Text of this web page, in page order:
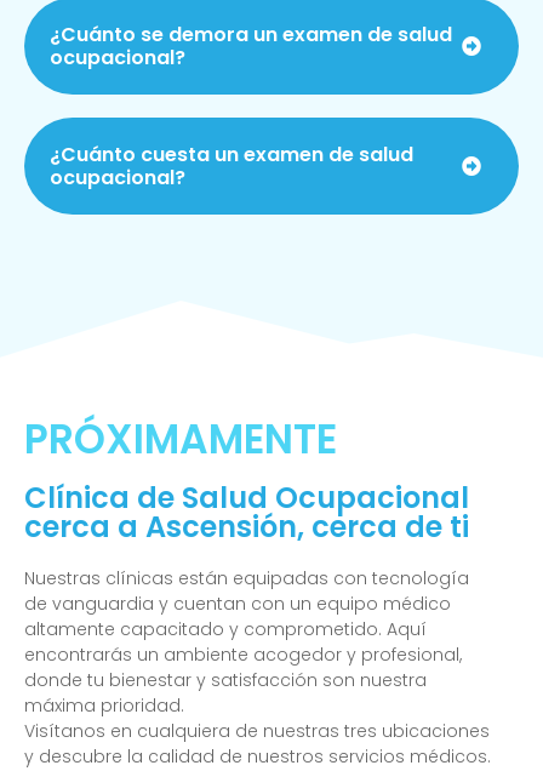
¿Cuánto se demora un examen de salud
ocupacional?
¿Cuánto cuesta un examen de salud
ocupacional?
PRÓXIMAMENTE
Clínica de Salud Ocupacional
cerca a Ascensión, cerca de ti
Nuestras clínicas están equipadas con tecnología
de vanguardia y cuentan con un equipo médico
altamente capacitado y comprometido. Aquí
encontrarás un ambiente acogedor y profesional,
donde tu bienestar y satisfacción son nuestra
máxima prioridad.
Visítanos en cualquiera de nuestras tres ubicaciones
y descubre la calidad de nuestros servicios médicos.